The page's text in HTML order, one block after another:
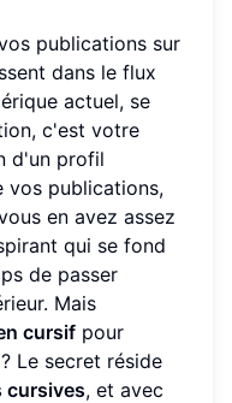
publications sur
dans le flux
actuel, se
c'est votre
d'un profil
vos publications,
en avez assez
qui se fond
de passer
Mais
cursif pour
Le secret réside
cursives, et avec